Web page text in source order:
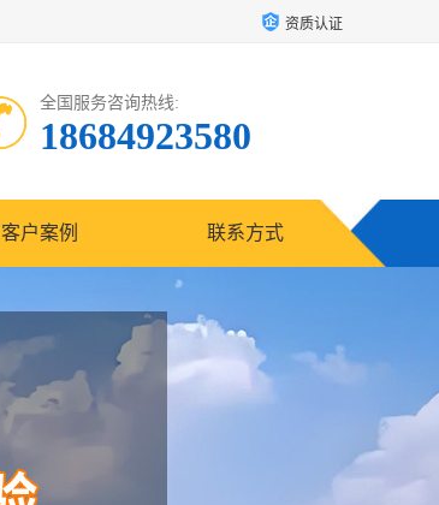
资质认证
全国服务咨询热线:
18684923580
客户案例 联系方式